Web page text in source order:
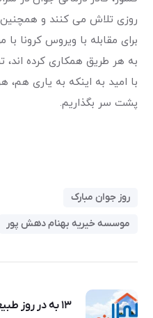
روزی تلاش می کنند و همچنین
برای مقابله با ویروس کرونا
به هر طریق همکاری کرده اند،
با امید به اینکه به یاری هم،
پشت سر بگذاریم.
روز جوان مبارک
موسسه خیریه بهنام دهش پور
۱۳ به در روز طبیعت